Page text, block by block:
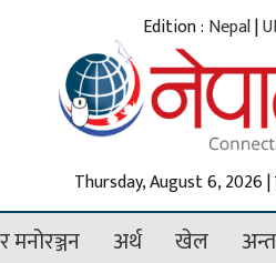
Edition : Nepal|
Thursday, August 6, 2026 |
मनोरञ्जन अर्थ खेल